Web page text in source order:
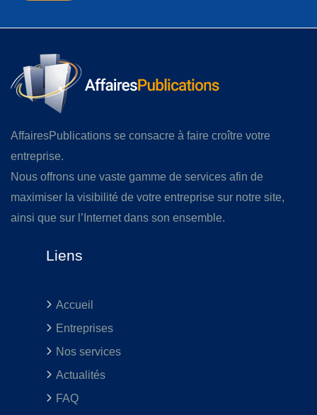
AffairesPublications se consacre à faire croître votre
entreprise.
Nous offrons une vaste gamme de services afin de
maximiser la visibilité de votre entreprise sur notre site,
ainsi que sur l’Internet dans son ensemble.
Liens
Accueil
Entreprises
Nos services
Actualités
FAQ